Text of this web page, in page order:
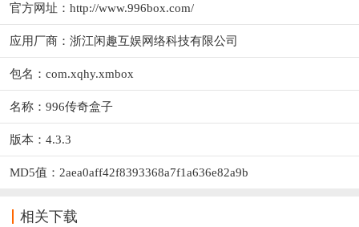
官方网址： http://www.996box.com/
应用厂商： 浙江闲趣互娱网络科技有限公司
包名：com.xqhy.xmbox
名称：996传奇盒子
版本：4.3.3
MD5值：2aea0aff42f8393368a7f1a636e82a9b
相关下载